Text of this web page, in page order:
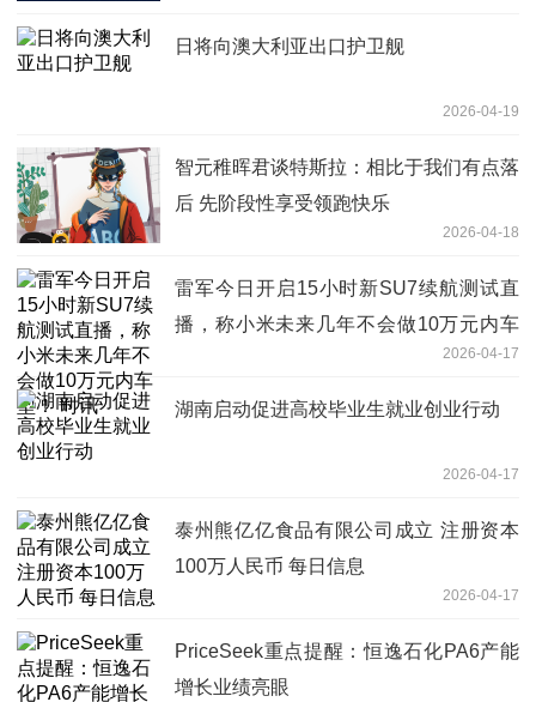
日将向澳大利亚出口护卫舰
2026-04-19
智元稚晖君谈特斯拉：相比于我们有点落
后 先阶段性享受领跑快乐
2026-04-18
雷军今日开启15小时新SU7续航测试直
播，称小米未来几年不会做10万元内车
2026-04-17
湖南启动促进高校毕业生就业创业行动
2026-04-17
泰州熊亿亿食品有限公司成立 注册资本
100万人民币 每日信息
2026-04-17
PriceSeek重点提醒：恒逸石化PA6产能
增长业绩亮眼